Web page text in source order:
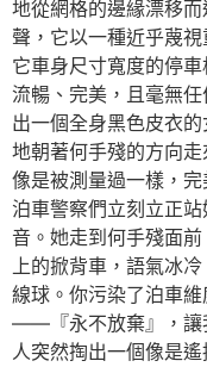
地從網格的邊緣漂移
聲，它以一種近乎蔑
它車身尺寸寬度的停
流暢、完美，且毫無
出一個全身黑色皮衣
地朝著何手殘的方向
像是被測量過一樣，完
泊車警察們立刻立正
音。她走到何手殘面
上的掀背車，語氣冰
線球。你污染了泊車
——『永不放棄』，讓
人突然掏出一個像是